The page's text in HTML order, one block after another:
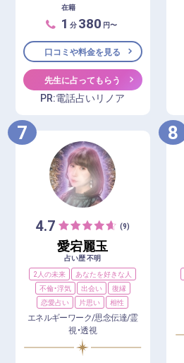
在籍
1 分 380 円〜
口コミや料金を見る
先生に占ってもらう
PR:電話占いリノア
7
4.7 (9)
愛宕麗玉
占い歴 不明
2人の未来
あなたを好きな人
不倫・浮気
出会い
復縁
恋愛占い
片思い 相性
エネルギーワーク/思念伝達/霊
視・透視
8